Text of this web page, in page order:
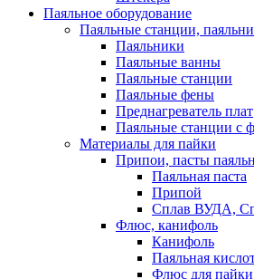
Паяльное оборудование
Паяльные станции,
Паяльники
Паяльные ванны
Паяльные станции
Паяльные фены
Преднагреватель плат
Паяльные станции с
Материалы для пайки
Припои, пасты
Паяльная паста
Припой
Сплав ВУДА,
Флюс, канифоль
Канифоль
Паяльная
Флюс для пайки